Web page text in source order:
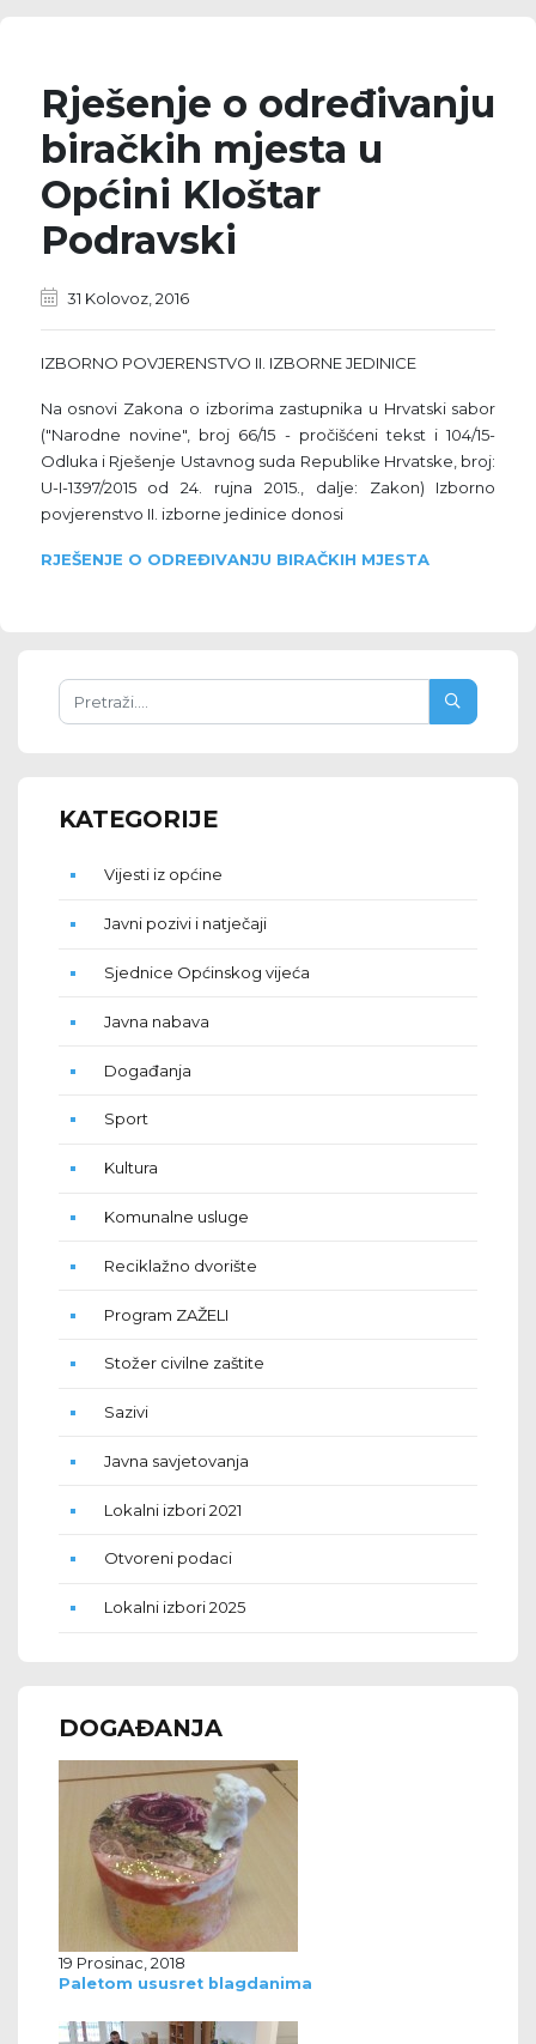
Rješenje o određivanju
biračkih mjesta u
Općini Kloštar
Podravski
31 Kolovoz, 2016
IZBORNO POVJERENSTVO II. IZBORNE JEDINICE
Na osnovi Zakona o izborima zastupnika u Hrvatski sabor
("Narodne novine", broj 66/15 - pročišćeni tekst i 104/15-
Odluka i Rješenje Ustavnog suda Republike Hrvatske, broj:
U-I-1397/2015 od 24. rujna 2015., dalje: Zakon) Izborno
povjerenstvo II. izborne jedinice donosi
RJEŠENJE O ODREĐIVANJU BIRAČKIH MJESTA
KATEGORIJE
Vijesti iz općine
Javni pozivi i natječaji
Sjednice Općinskog vijeća
Javna nabava
Događanja
Sport
Kultura
Komunalne usluge
Reciklažno dvorište
Program ZAŽELI
Stožer civilne zaštite
Sazivi
Javna savjetovanja
Lokalni izbori 2021
Otvoreni podaci
Lokalni izbori 2025
DOGAĐANJA
19 Prosinac, 2018
Paletom ususret blagdanima